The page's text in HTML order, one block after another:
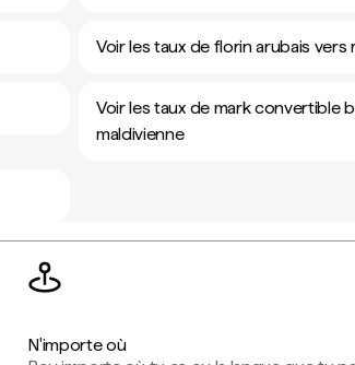
Voir les taux de florin arubais vers
Voir les taux de mark convertible
maldivienne
N'importe où